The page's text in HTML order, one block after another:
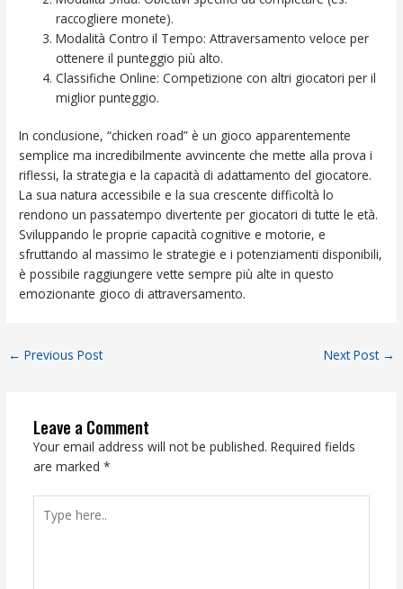
raccogliere monete).
Modalità Contro il Tempo: Attraversamento veloce per
ottenere il punteggio più alto.
Classifiche Online: Competizione con altri giocatori per il
miglior punteggio.
In conclusione, “chicken road” è un gioco apparentemente
semplice ma incredibilmente avvincente che mette alla prova i
riflessi, la strategia e la capacità di adattamento del giocatore.
La sua natura accessibile e la sua crescente difficoltà lo
rendono un passatempo divertente per giocatori di tutte le età.
Sviluppando le proprie capacità cognitive e motorie, e
sfruttando al massimo le strategie e i potenziamenti disponibili,
è possibile raggiungere vette sempre più alte in questo
emozionante gioco di attraversamento.
← Previous Post Next Post →
Leave a Comment
Your email address will not be published. Required fields
are marked *
here..